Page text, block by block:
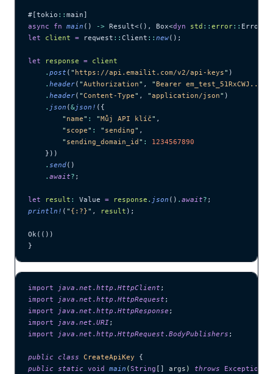
#[tokio :: main]
async fn main () -> Result<(), Box<dyn std :: error::
let client = reqwest :: Client :: new();
let response = client
    .
post ( " https://api.emailit.com/v2/api-keys" )
    .
header( "Authorization" , "Bearer
    .
header( "Content-Type" , "application/json" )
    .
json (&json! ({
        "
name" : "Můj API klíč" ,
        "
scope" : " sending" ,
        "
sending_domain_id " :
1234567890
    }))
    .
send()
    .
await? ;
let result : Value = response . json () . await? ;
println! ( " {:?}" , result );
Ok(())
}
import java . net . http . HttpClient ;
import java . net . http . HttpRequest ;
import java . net . http . HttpResponse ;
import java . net . URI;
import java . net . http . HttpRequest . BodyPublishers ;
public class CreateApiKey {
public static void main (String [] args ) throws Exception